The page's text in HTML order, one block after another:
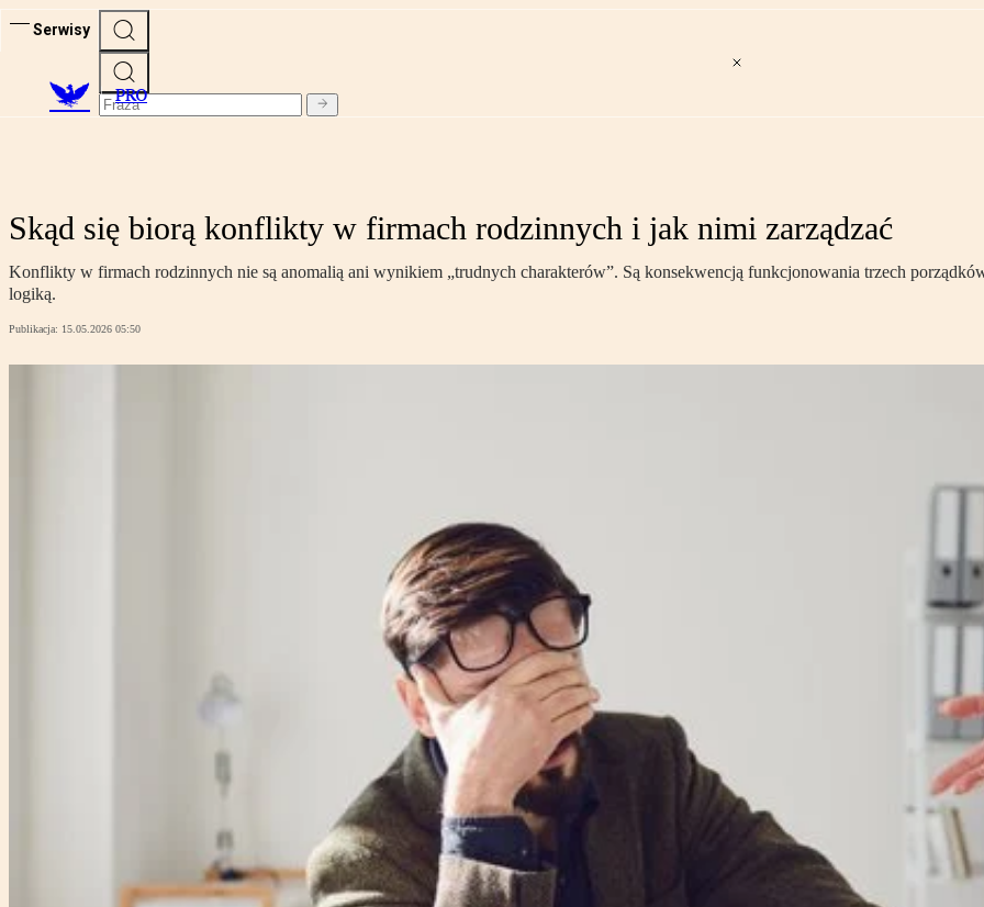
Serwisy
PRO
Skąd się biorą konflikty w firmach rodzinnych i jak nimi zarządzać
Konflikty w firmach rodzinnych nie są anomalią ani wynikiem „trudnych charakterów”. Są konsekwencją funkcjonowania trzech
logiką.
Publikacja: 15.05.2026 05:50